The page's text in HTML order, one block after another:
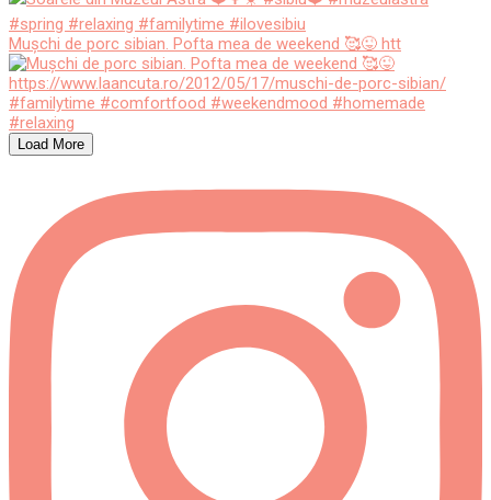
Mușchi de porc sibian. Pofta mea de weekend 🥰😜 htt
Load More